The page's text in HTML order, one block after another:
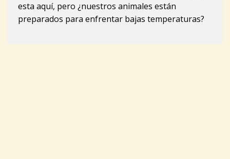
esta aquí, pero ¿nuestros animales están
preparados para enfrentar bajas temperaturas?